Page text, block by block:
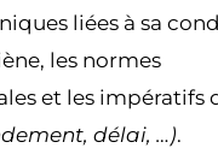
liées à sa
les normes
et les impératifs
délai, …).